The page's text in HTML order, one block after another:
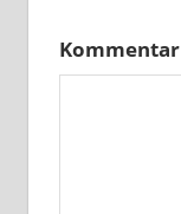
Kommentar